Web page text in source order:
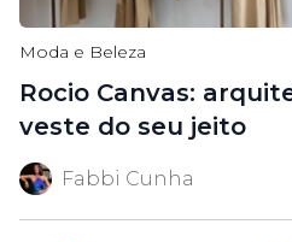
Moda e Beleza
Rocio Canvas:
veste do seu jeito
Fabbi Cunha